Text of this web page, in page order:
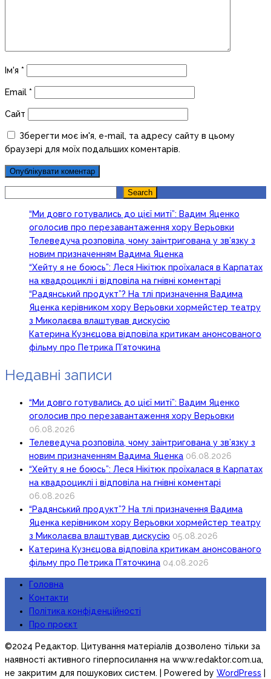
Ім'я *
Email *
Сайт
Зберегти моє ім'я, e-mail, та адресу сайту в цьому
браузері для моїх подальших коментарів.
Search
“Ми довго готувались до цієї миті”: Вадим Яценко
оголосив про перезавантаження хору Верьовки
Телеведуча розповіла, чому заінтригована у зв’язку з
новим призначенням Вадима Яценка
“Хейту я не боюсь”: Леся Нікітюк проїхалася в Карпатах
на квадроциклі і відповіла на гнівні коментарі
“Радянський продукт”? На тлі призначення Вадима
Яценка керівником хору Верьовки хормейстер театру
з Миколаєва влаштував дискусію
Катерина Кузнєцова відповіла критикам анонсованого
фільму про Петрика П’яточкина
Недавні записи
“Ми довго готувались до цієї миті”: Вадим Яценко
оголосив про перезавантаження хору Верьовки
06.08.2026
Телеведуча розповіла, чому заінтригована у зв’язку з
новим призначенням Вадима Яценка 06.08.2026
“Хейту я не боюсь”: Леся Нікітюк проїхалася в Карпатах
на квадроциклі і відповіла на гнівні коментарі
06.08.2026
“Радянський продукт”? На тлі призначення Вадима
Яценка керівником хору Верьовки хормейстер театру
з Миколаєва влаштував дискусію 05.08.2026
Катерина Кузнєцова відповіла критикам анонсованого
фільму про Петрика П’яточкина 04.08.2026
Головна
Контакти
Політика конфіденційності
Про проєкт
©2024 Редактор. Цитування матеріалів дозволено тільки за
наявності активного гіперпосилання на www.redaktor.com.ua,
не закритим для пошукових систем. | Powered by WordPress